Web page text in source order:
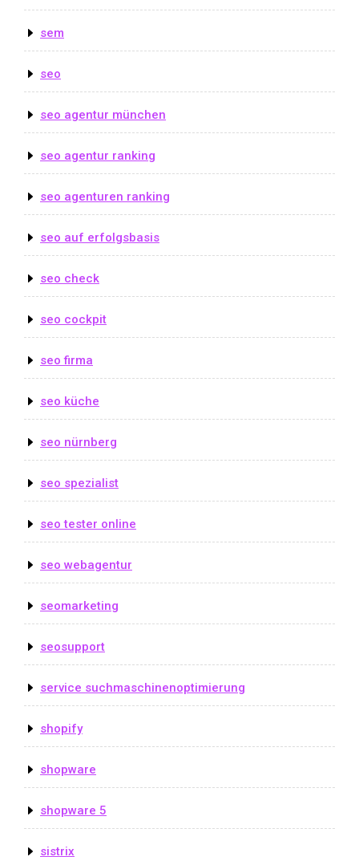
sem
seo
seo agentur münchen
seo agentur ranking
seo agenturen ranking
seo auf erfolgsbasis
seo check
seo cockpit
seo firma
seo küche
seo nürnberg
seo spezialist
seo tester online
seo webagentur
seomarketing
seosupport
service suchmaschinenoptimierung
shopify
shopware
shopware 5
sistrix